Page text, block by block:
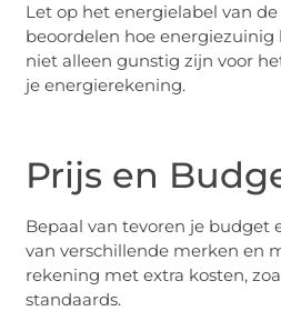
Let op het energielabel van
beoordelen hoe energiezuinig
niet alleen gunstig zijn voor
je energierekening.
Prijs en
Bepaal van tevoren je budget
van verschillende merken en
rekening met extra kosten,
standaards.